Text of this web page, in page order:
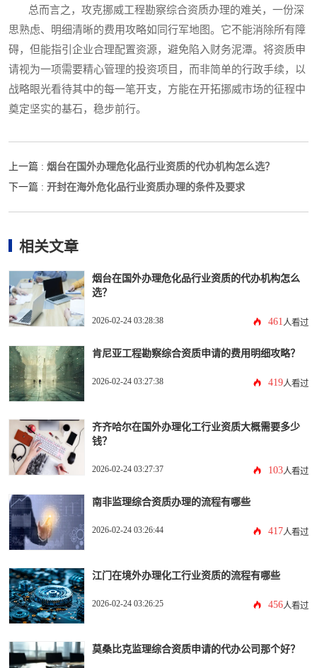
总而言之，攻克挪威工程勘察综合资质办理的难关，一份深
思熟虑、明细清晰的费用攻略如同行军地图。它不能消除所有障
碍，但能指引企业合理配置资源，避免陷入财务泥潭。将资质申
请视为一项需要精心管理的投资项目，而非简单的行政手续，以
战略眼光看待其中的每一笔开支，方能在开拓挪威市场的征程中
奠定坚实的基石，稳步前行。
上一篇 : 烟台在国外办理危化品行业资质的代办机构怎么选？
下一篇 : 开封在海外危化品行业资质办理的条件及要求
相关文章
烟台在国外办理危化品行业资质的代办机构怎么
选？
2026-02-24 03:28:38 461 人看过
肯尼亚工程勘察综合资质申请的费用明细攻略？
2026-02-24 03:27:38 419人看过
齐齐哈尔在国外办理化工行业资质大概需要多少
钱？
2026-02-24 03:27:37 103人看过
南非监理综合资质办理的流程有哪些
2026-02-24 03:26:44 417人看过
江门在境外办理化工行业资质的流程有哪些
2026-02-24 03:26:25 456人看过
莫桑比克监理综合资质申请的代办公司那个好？